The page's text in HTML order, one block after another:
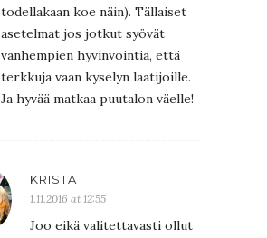
todellakaan koe näin). Tällaiset
asetelmat jos jotkut syövät
vanhempien hyvinvointia, että
terkkuja vaan kyselyn laatijoille.
Ja hyvää matkaa puutalon väelle!
KRISTA
1.11.2016 at 12:55
Joo eikä valitettavasti ollut